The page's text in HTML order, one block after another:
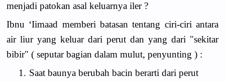
menjadi patokan asal keluarnya iler ?
Ibnu ‘Iimaad memberi batasan tentang ciri-ciri antara
air liur yang keluar dari perut dan yang dari "sekitar
bibir" ( seputar bagian dalam mulut, penyunting ) :
1. Saat baunya berubah bacin berarti dari perut